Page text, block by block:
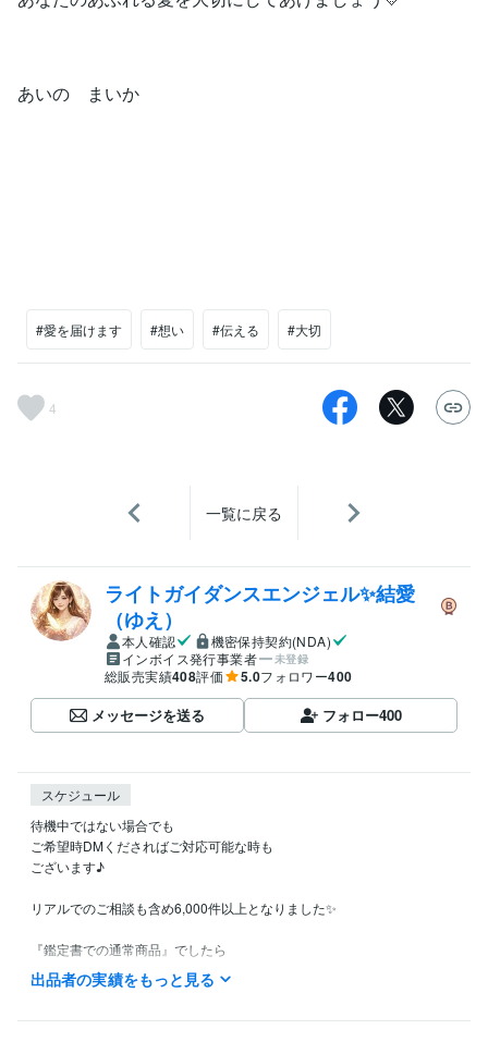
あいの まいか
#愛を届けます #想い #伝える #大切
4
一覧に戻る
ライトガイダンスエンジェル✨結愛
（ゆえ）
本人確認
機密保持契約(NDA)
インボイス発行事業者
未登録
総販売実績408評価 5.0フォロワー400
メッセージを送る フォロー400
スケジュール
待機中ではない場合でも
ご希望時DMくださればご対応可能な時も
ございます♪
リアルでのご相談も含め6,000件以上となりました✨
『鑑定書での通常商品』でしたら
隙間時間にご対応可能ですので
いつでもどうぞ❣️
出品者の実績をもっと見る